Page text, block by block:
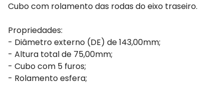
Cubo com rolamento das rodas do eixo traseiro.
Propriedades:
- Diâmetro externo (DE) de 143,00mm;
- Altura total de 75,00mm;
- Cubo com 5 furos;
- Rolamento esfera;